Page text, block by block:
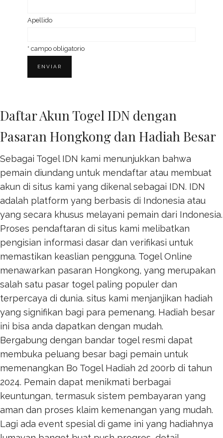
Ape­llido
* campo obligatorio
Daftar Akun Togel IDN dengan
Pasaran Hongkong dan Hadiah Besar
Sebagai Togel IDN kami menunjukkan bahwa
pemain diundang untuk mendaftar atau membuat
akun di situs kami yang dikenal sebagai IDN. IDN
adalah platform yang berbasis di Indonesia atau
yang secara khusus melayani pemain dari Indonesia.
Proses pendaftaran di situs kami melibatkan
pengisian informasi dasar dan verifikasi untuk
memastikan keaslian pengguna. Togel Online
menawarkan pasaran Hongkong, yang merupakan
salah satu pasar togel paling populer dan
terpercaya di dunia. situs kami menjanjikan hadiah
yang signifikan bagi para pemenang. Hadiah besar
ini bisa anda dapatkan dengan mudah.
Bergabung dengan bandar togel resmi dapat
membuka peluang besar bagi pemain untuk
memenangkan Bo Togel Hadiah 2d 200rb di tahun
2024. Pemain dapat menikmati berbagai
keuntungan, termasuk sistem pembayaran yang
aman dan proses klaim kemenangan yang mudah.
Lagi ada event spesial di game ini yang hadiahnya